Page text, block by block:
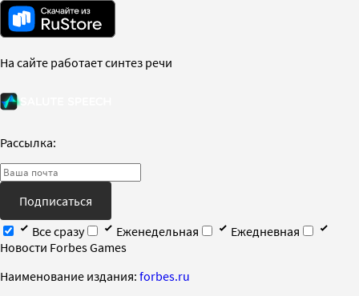
На сайте работает синтез речи
Рассылка:
Подписаться
Все сразу
Еженедельная
Ежедневная
Новости Forbes Games
Наименование издания: forbes.ru